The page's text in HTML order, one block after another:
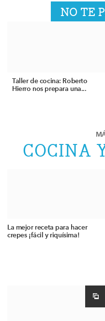
NO TE
Taller de cocina: Roberto
Hierro nos prepara una...
COCINA
La mejor receta para hacer
crepes ¡fácil y riquísima!